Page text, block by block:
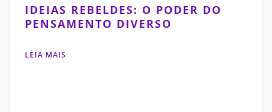
IDEIAS REBELDES: O PODER DO
PENSAMENTO DIVERSO
LEIA MAIS